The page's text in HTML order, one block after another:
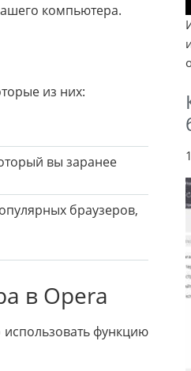
компьютера.
из них:
вы заранее
браузеров,
в Opera
функцию